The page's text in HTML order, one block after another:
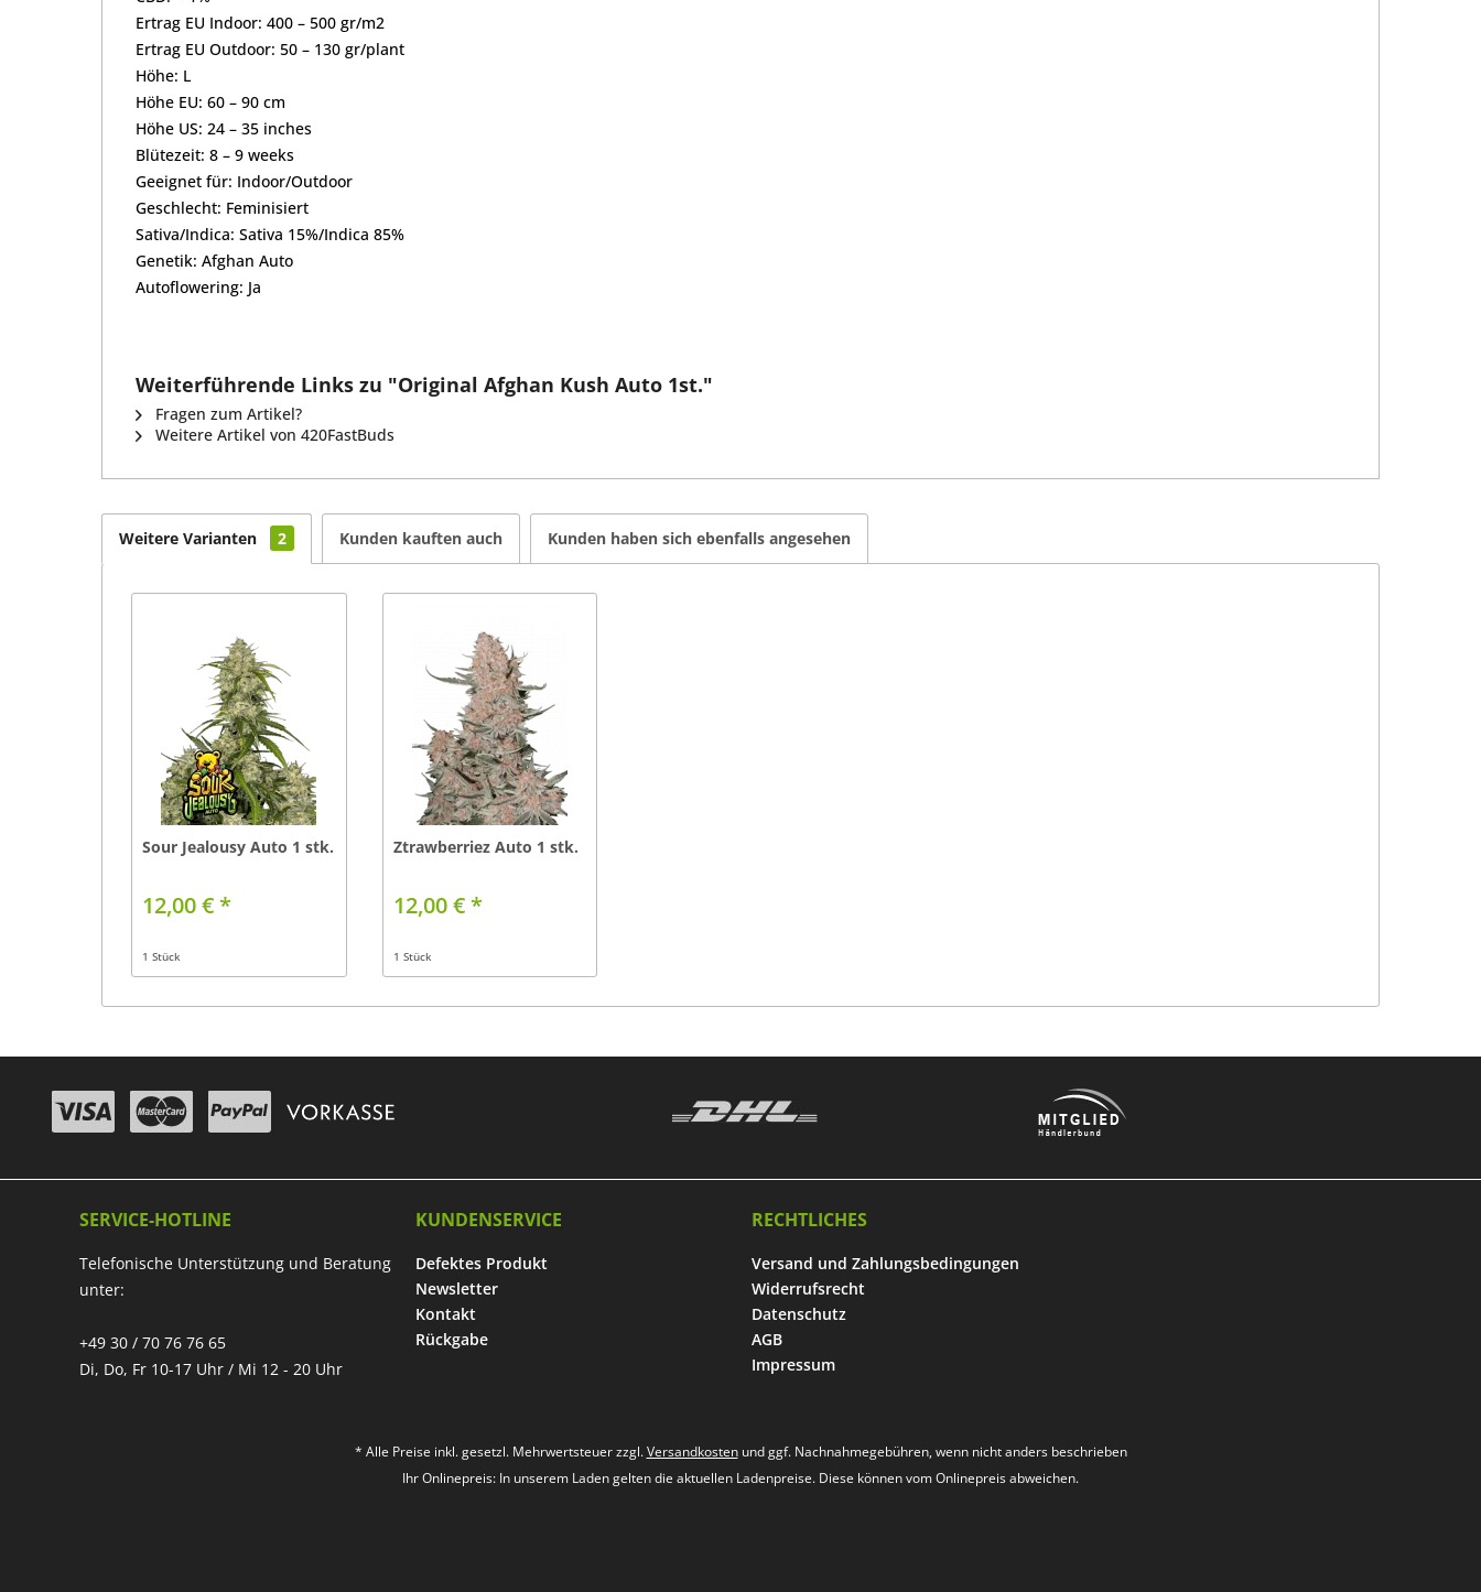
Ertrag EU Indoor: 400 – 500 gr/m2
Ertrag EU Outdoor: 50 – 130 gr/plant
Höhe: L
Höhe EU: 60 – 90 cm
Höhe US: 24 – 35 inches
Blütezeit: 8 – 9 weeks
Geeignet für: Indoor/Outdoor
Geschlecht: Feminisiert
Sativa/Indica: Sativa 15%/Indica 85%
Genetik: Afghan Auto
Autoflowering: Ja
Weiterführende Links zu "Original Afghan Kush Auto 1st."
Fragen zum Artikel?
Weitere Artikel von 420FastBuds
Weitere Varianten 2 Kunden kauften auch Kunden haben sich ebenfalls angesehen
Sour Jealousy Auto 1 stk.
12,00 € *
1 Stück
Ztrawberriez Auto 1 stk.
12,00 € *
1 Stück
SERVICE-HOTLINE
Telefonische Unterstützung und Beratung
unter:
+49 30 / 70 76 76 65
Di, Do, Fr 10-17 Uhr / Mi 12 - 20 Uhr
KUNDENSERVICE
Defektes Produkt
Newsletter
Kontakt
Rückgabe
RECHTLICHES
Versand und Zahlungsbedingungen
Widerrufsrecht
Datenschutz
AGB
Impressum
* Alle Preise inkl. gesetzl. Mehrwertsteuer zzgl.Versandkostenund ggf. Nachnahmegebühren, wenn nicht anders beschrieben
Ihr Onlinepreis: In unserem Laden gelten die aktuellen Ladenpreise. Diese können vom Onlinepreis abweichen.